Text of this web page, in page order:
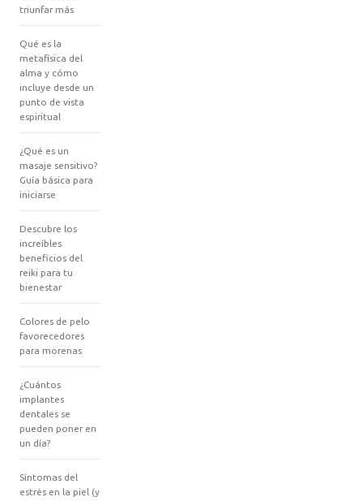
triunfar más
Qué es la
metafísica del
alma y cómo
incluye desde un
punto de vista
espiritual
¿Qué es un
masaje sensitivo?
Guía básica para
iniciarse
Descubre los
increíbles
beneficios del
reiki para tu
bienestar
Colores de pelo
favorecedores
para morenas
¿Cuántos
implantes
dentales se
pueden poner en
un día?
Síntomas del
estrés en la piel (y